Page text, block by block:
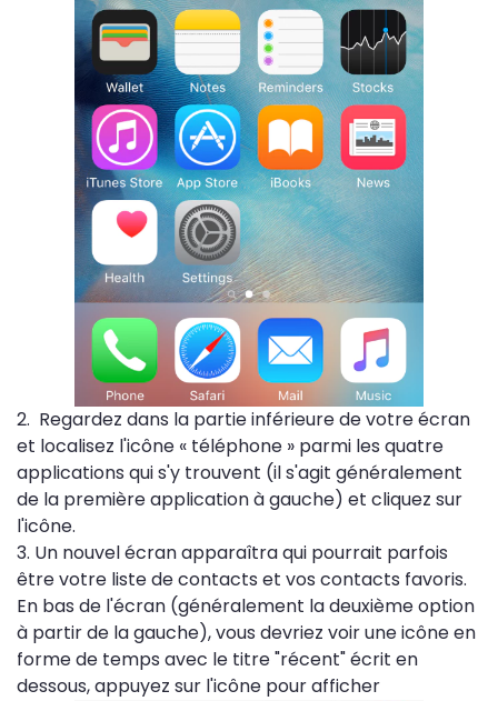
2. Regardez dans la partie inférieure de votre écran
et localisez l'icône « téléphone » parmi les quatre
applications qui s'y trouvent (il s'agit généralement
de la première application à gauche) et cliquez sur
l'icône.
3. Un nouvel écran apparaîtra qui pourrait parfois
être votre liste de contacts et vos contacts favoris.
En bas de l'écran (généralement la deuxième option
à partir de la gauche), vous devriez voir une icône en
forme de temps avec le titre "récent" écrit en
dessous, appuyez sur l'icône pour afficher